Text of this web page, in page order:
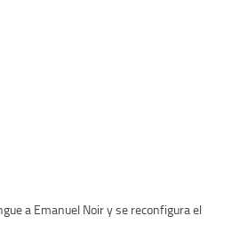
a Emanuel Noir y se reconfigura el